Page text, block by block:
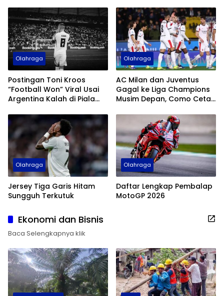
Olahraga
Postingan Toni Kroos
“Football Won” Viral Usai
Argentina Kalah di Piala
Olahraga
AC Milan dan Juventus
Gagal ke Liga Champions
Musim Depan, Como Cetak
Olahraga
Jersey Tiga Garis Hitam
Sungguh Terkutuk
Olahraga
Daftar Lengkap Pembalap
MotoGP 2026
Ekonomi dan Bisnis
Baca Selengkapnya klik